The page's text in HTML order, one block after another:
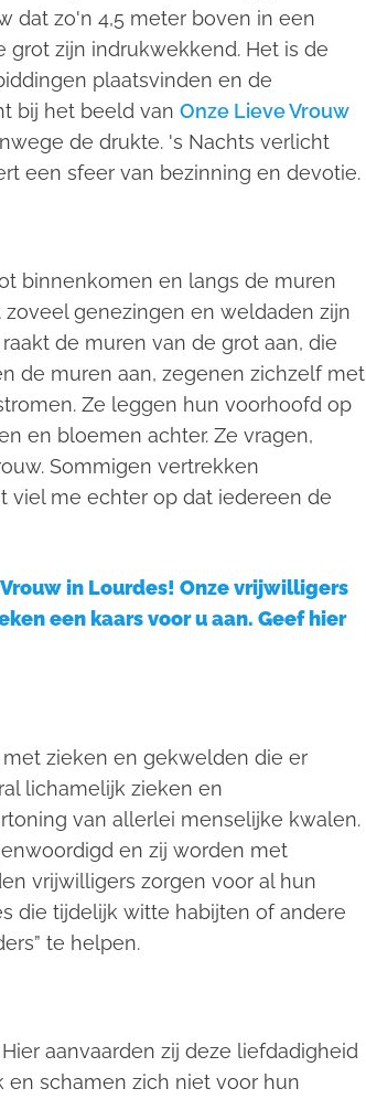
dat zo'n 4,5 meter boven in een
zijn indrukwekkend. Het is de
plaatsvinden en de
bij het beeld van Onze Lieve Vrouw
de drukte. 's Nachts verlicht
een sfeer van bezinning en devotie.
binnenkomen en langs de muren
genezingen en weldaden zijn
de muren van de grot aan, die
de muren aan, zegenen zichzelf met
Ze leggen hun voorhoofd op
en bloemen achter. Ze vragen,
Sommigen vertrekken
viel me echter op dat iedereen de
in Lourdes! Onze vrijwilligers
een kaars voor u aan. Geef hier
zieken en gekwelden die er
lichamelijk zieken en
van allerlei menselijke kwalen.
en zij worden met
vrijwilligers zorgen voor al hun
die tijdelijk witte habijten of andere
te helpen.
aanvaarden zij deze liefdadigheid
en schamen zich niet voor hun